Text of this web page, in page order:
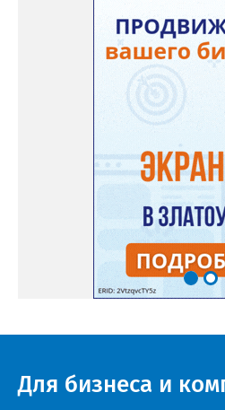
Для бизнеса и